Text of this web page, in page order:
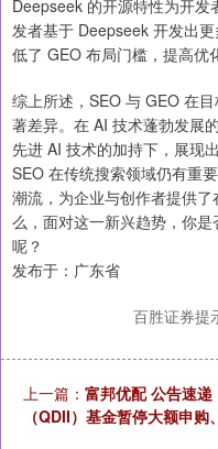
Deepseek 的开源特性为开
发者基于 Deepseek 开发出
低了 GEO 布局门槛，提高优
综上所述，SEO 与 GEO 在
著差异。在 AI 技术蓬勃发展
先进 AI 技术的加持下，展现
SEO 在传统搜索领域仍有重
潮流，为企业与创作者提供
么，面对这一新兴趋势，你
呢？
发布于：广东省
百胜证券提
上一篇： 富邦优配 公告速
（QDII）基金暂停大额申